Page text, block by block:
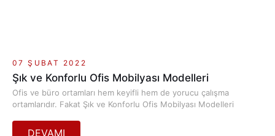
07 ŞUBAT 2022
Şık ve Konforlu Ofis Mobilyası Modelleri
Ofis ve büro ortamları hem keyifli hem de yorucu çalışma
ortamlarıdır. Fakat Şık ve Konforlu Ofis Mobilyası Modelleri
hayatınız bir ofis ya da büro ise bu anlamda konforlu bir